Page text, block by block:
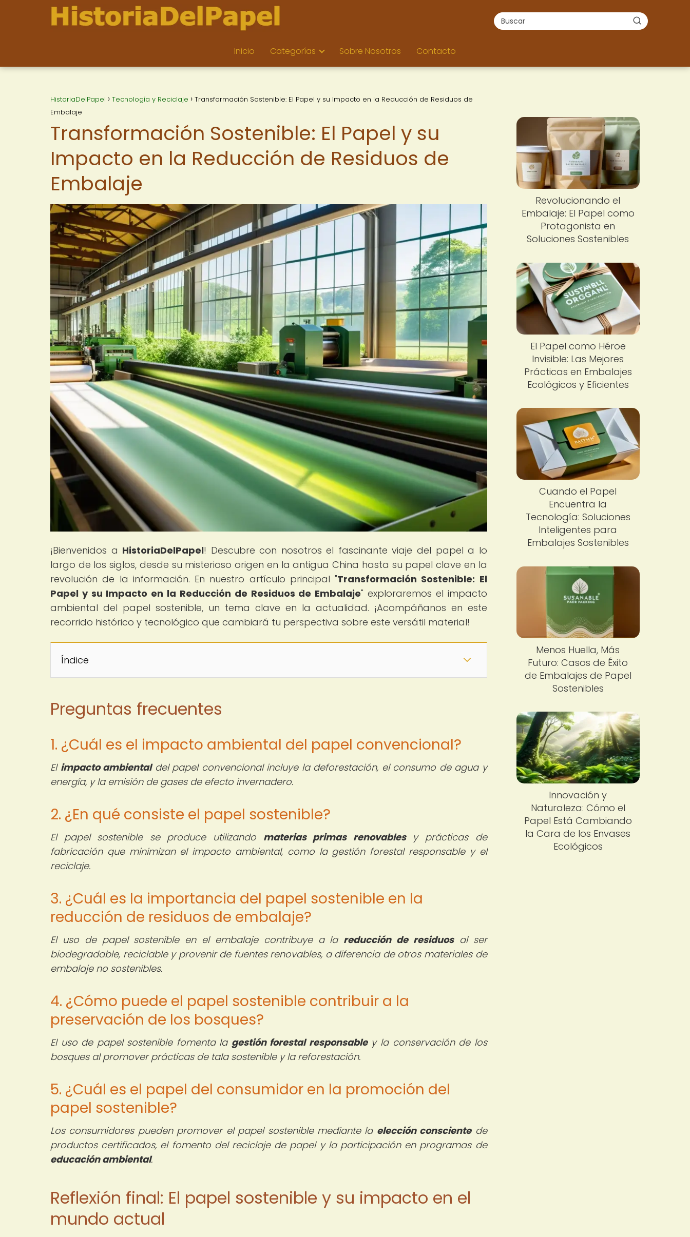
Inicio Categorías Sobre Nosotros Contacto
HistoriaDelPapel Tecnología y Reciclaje
Transformación Sostenible: El Papel y su Impacto en la Reducción de Residuos de
Embalaje
Transformación Sostenible: El Papel y su
Impacto en la Reducción de Residuos de
Embalaje
¡Bienvenidos a HistoriaDelPapel! Descubre con nosotros el fascinante viaje del papel a lo
largo de los siglos, desde su misterioso origen en la antigua China hasta su papel clave en la
revolución de la información. En nuestro artículo principal "Transformación Sostenible: El
Papel y su Impacto en la Reducción de Residuos de Embalaje" exploraremos el impacto
ambiental del papel sostenible, un tema clave en la actualidad. ¡Acompáñanos en este
recorrido histórico y tecnológico que cambiará tu perspectiva sobre este versátil material!
Índice
Preguntas frecuentes
1. ¿Cuál es el impacto ambiental del papel convencional?
El impacto ambientaldel papel convencional incluye la deforestación, el consumo de agua y
energía, y la emisión de gases de efecto invernadero.
2. ¿En qué consiste el papel sostenible?
El papel sostenible se produce utilizando materias primas renovablesy prácticas de
fabricación que minimizan el impacto ambiental, como la gestión forestal responsable y el
reciclaje.
3. ¿Cuál es la importancia del papel sostenible en la
reducción de residuos de embalaje?
El uso de papel sostenible en el embalaje contribuye a la reducción de residuosal ser
biodegradable, reciclable y provenir de fuentes renovables, a diferencia de otros materiales de
embalaje no sostenibles.
4. ¿Cómo puede el papel sostenible contribuir a la
preservación de los bosques?
El uso de papel sostenible fomenta la gestión forestal responsabley la conservación de los
bosques al promover prácticas de tala sostenible y la reforestación.
5. ¿Cuál es el papel del consumidor en la promoción del
papel sostenible?
Los consumidores pueden promover el papel sostenible mediante la elección conscientede
productos certificados, el fomento del reciclaje de papel y la participación en programas de
educación ambiental.
Reflexión final: El papel sostenible y su impacto en el
mundo actual
Revolucionando el
Embalaje: El Papel como
Protagonista en
Soluciones Sostenibles
El Papel como Héroe
Invisible: Las Mejores
Prácticas en Embalajes
Ecológicos y Eficientes
Cuando el Papel
Encuentra la
Tecnología: Soluciones
Inteligentes para
Embalajes Sostenibles
Menos Huella, Más
Futuro: Casos de Éxito
de Embalajes de Papel
Sostenibles
Innovación y
Naturaleza: Cómo el
Papel Está Cambiando
la Cara de los Envases
Ecológicos